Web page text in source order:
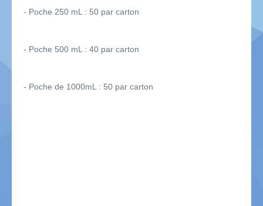
- Poche 250 mL : 50 par carton
- Poche 500 mL : 40 par carton
- Poche de 1000mL : 50 par carton